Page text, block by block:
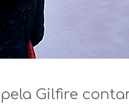
Gilfire